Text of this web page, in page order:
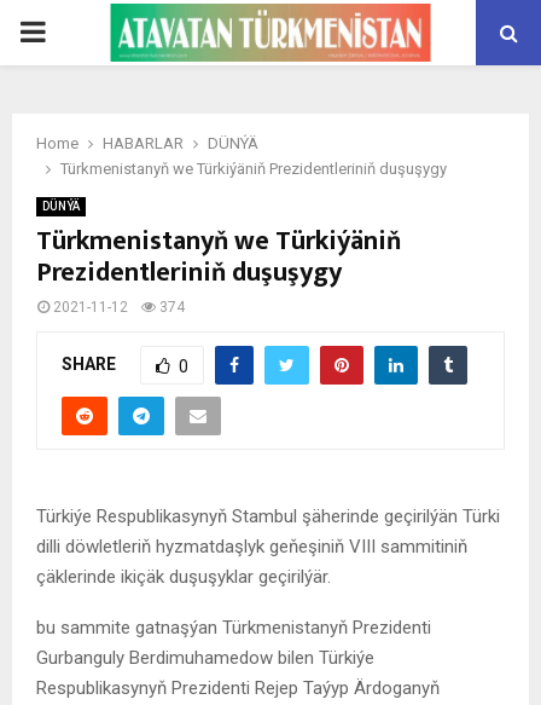
PRIMARY
Home HABARLAR
DÜNÝÄ
Türkmenistanyň we Türkiýäniň Prezidentleriniň duşuşygy
DÜNÝÄ
Türkmenistanyň we Türkiýäniň
Prezidentleriniň duşuşygy
2021-11-12 374
SHARE 0
Türkiýe Respublikasynyň Stambul şäherinde geçirilýän Türki
dilli döwletleriň hyzmatdaşlyk geňeşiniň VIII sammitiniň
çäklerinde ikiçäk duşuşyklar geçirilýär.
bu sammite gatnaşýan Türkmenistanyň Prezidenti
Gurbanguly Berdimuhamedow bilen Türkiýe
Respublikasynyň Prezidenti Rejep Taýyp Ärdoganyň